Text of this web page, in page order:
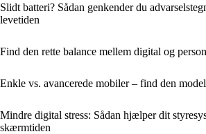
Slidt batteri? Sådan genkender du
levetiden
Find den rette balance mellem digital og
Enkle vs. avancerede mobiler – find den
Mindre digital stress: Sådan hjælper dit
skærmtiden